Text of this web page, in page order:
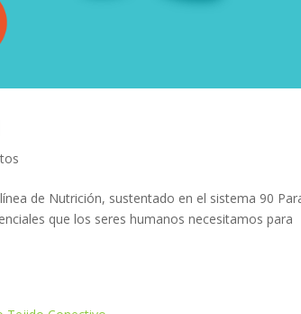
de Nutrición, sustentado en el sistema 90
que los seres humanos necesitamos para